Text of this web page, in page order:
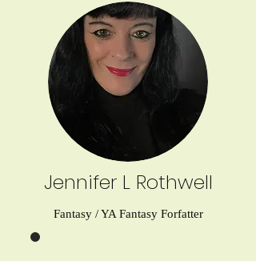
Jennifer L Rothwell
Fantasy / YA Fantasy Forfatter